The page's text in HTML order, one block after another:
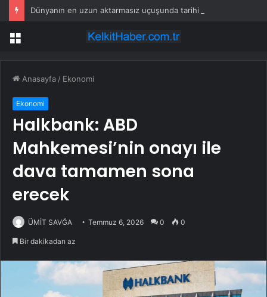
Menü
Anasayfa / Ekonomi
Ekonomi
Halkbank: ABD
Mahkemesi’nin onayı ile
dava tamamen sona
erecek
ÜMİT SAVĞA Temmuz 6, 2026 0 0
Bir dakikadan az